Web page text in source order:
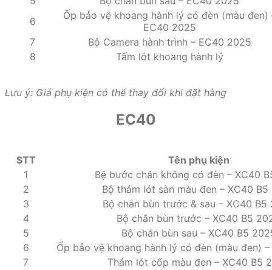
6
Ốp bảo vệ khoang hành lý có đèn (màu đen)
EC40 2025
7
Bộ Camera hành trình – EC40 2025
8
Tấm lót khoang hành lý
Lưu ý: Giá phụ kiện có thể thay đổi khi đặt hàng
EC40
STT
Tên phụ kiện
1
Bệ bước chân không có đèn – XC40
2
Bộ thảm lót sàn màu đen – XC40
3
Bộ chắn bùn trước & sau – XC40 B5
4
Bộ chắn bùn trước – XC40 B5
5
Bộ chắn bùn sau – XC40 B5
6
Ốp bảo vệ khoang hành lý có đèn (màu đen)
7
Thảm lót cốp màu đen – XC40 B5